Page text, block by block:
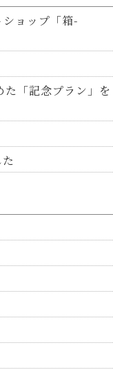
ョップ「箱-
た「記念プラン」を